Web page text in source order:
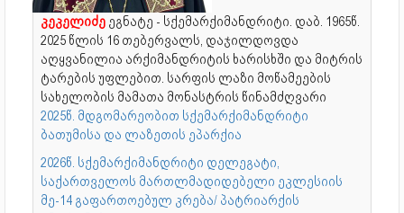
კეკელიძე ეგნატე - სქემარქიმანდრიტი. დაბ. 1965წ.
2025 წლის 16 თებერვალს, დაჯილდოვდა
აღყვანილია არქიმანდრიტის ხარისხში და მიტრის
ტარების უფლებით. სარფის ლაზი მოწამეების
სახელობის მამათა მონასტრის წინამძღვარი
2025წ. მდგომარეობით სქემარქიმანდრიტი
ბათუმისა და ლაზეთის ეპარქია
2026წ. სქემარქიმანდრიტი დელეგატი,
საქართველოს მართლმადიდებელი ეკლესიის
მე-14 გაფართოებულ კრება/ პატრიარქის